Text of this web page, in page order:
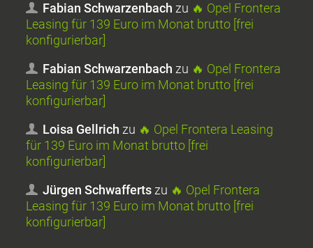
Fabian Schwarzenbach zu 🔥 Opel Frontera
Leasing für 139 Euro im Monat brutto [frei
konfigurierbar]
Fabian Schwarzenbach zu 🔥 Opel Frontera
Leasing für 139 Euro im Monat brutto [frei
konfigurierbar]
Loisa Gellrich zu 🔥 Opel Frontera Leasing
für 139 Euro im Monat brutto [frei
konfigurierbar]
Jürgen Schwaffertszu 🔥 Opel Frontera
Leasing für 139 Euro im Monat brutto [frei
konfigurierbar]